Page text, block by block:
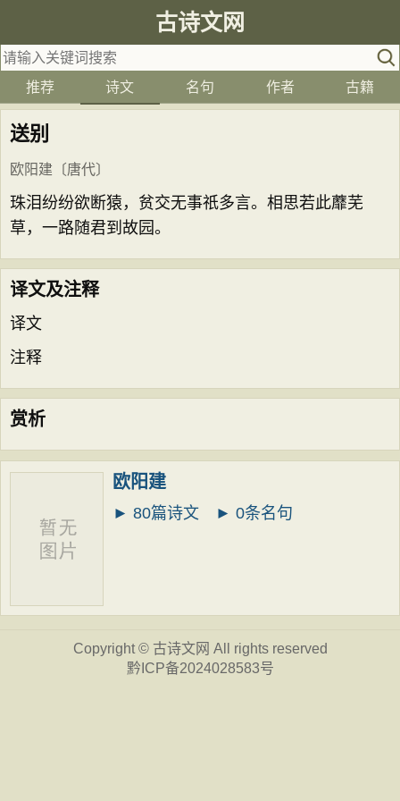
古诗文网
推荐 诗文 名句 作者 古籍
送别
欧阳建 〔唐代〕
珠泪纷纷欲断猿，贫交无事祇多言。相思若此蘼芜
草，一路随君到故园。
译文及注释
译文
注释
赏析
欧阳建
► 80篇诗文 ► 0条名句
Copyright © 古诗文网 All rights reserved
黔ICP备2024028583号